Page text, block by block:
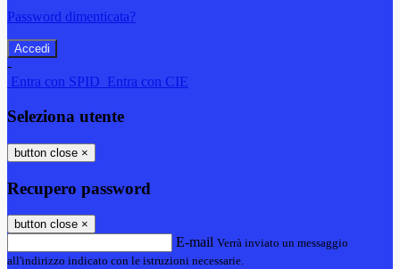
Password dimenticata?
-
Entra con SPID Entra con CIE
Seleziona utente
button close ×
Recupero password
button close ×
E-mail Verrà inviato un messaggio
all'indirizzo indicato con le istruzioni necessarie.